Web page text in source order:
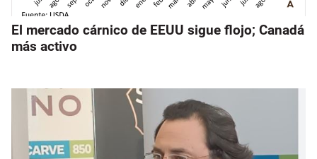
El mercado cárnico de EEUU sigue flojo; Canadá
más activo